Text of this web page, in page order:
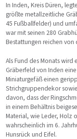
In Inden, Kreis Düren,
größte metallzeitliche
45 Fußballfelder) und
war mit seinen 280
Bestattungen reichen von
Als Fund des Monats
Gräberfeld von Inden
Miniaturgefäß einen
Strichgruppendekor
davon, dass der
in einem Behältnis
Material, wie Leder, Holz
wahrscheinlich im 6.
Hunsrück und Eifel.